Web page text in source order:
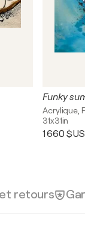
Funky
Acrylique,
31x31in
1 660 $US
retours